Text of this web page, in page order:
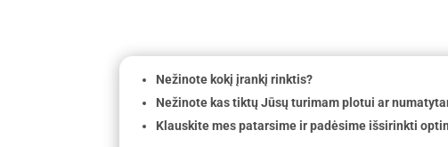
Nežinote kokį įrankį rinktis?
Nežinote kas tiktų Jūsų turimam plotui ar
Klauskite mes patarsime ir padėsime išsirinkti